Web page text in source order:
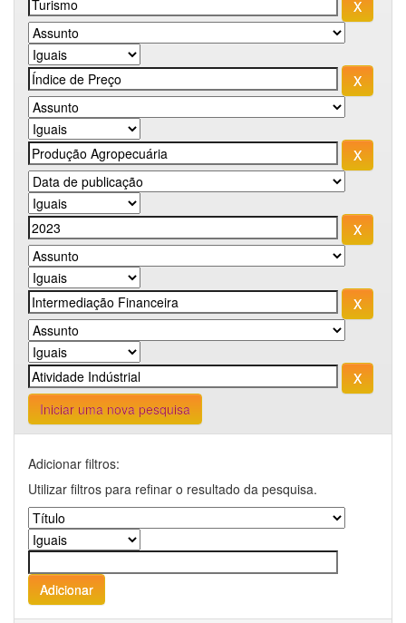
Iniciar uma nova pesquisa
Adicionar filtros:
Utilizar filtros para refinar o resultado da pesquisa.